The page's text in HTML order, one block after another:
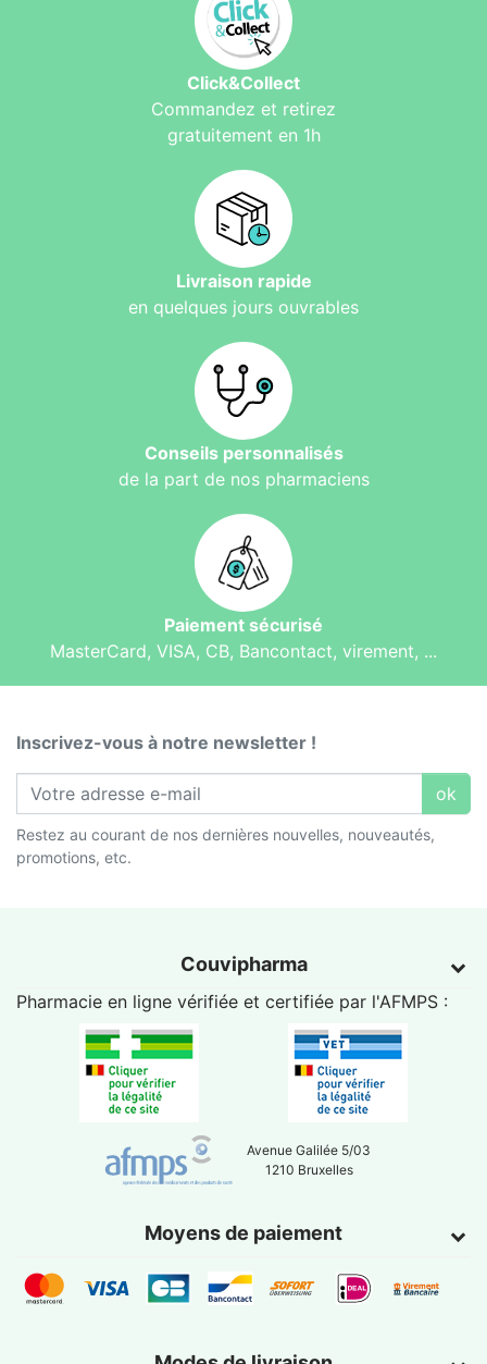
Click&Collect
Commandez et retirez
gratuitement en 1h
Livraison rapide
en quelques jours ouvrables
Conseils personnalisés
de la part de nos pharmaciens
Paiement sécurisé
MasterCard, VISA, CB, Bancontact, virement, ...
Inscrivez-vous à notre newsletter !
ok
Restez au courant de nos dernières nouvelles, nouveautés,
promotions, etc.
Couvipharma
Pharmacie en ligne vérifiée et certifiée par l'AFMPS :
Avenue Galilée 5/03
1210 Bruxelles
Moyens de paiement